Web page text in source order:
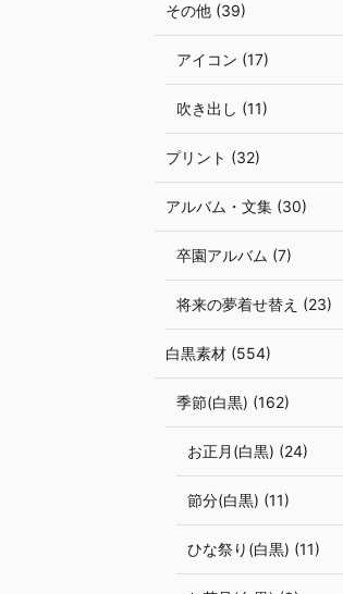
その他 (39)
アイコン (17)
吹き出し (11)
プリント (32)
アルバム・文集 (30)
卒園アルバム (7)
将来の夢着せ替え (23)
白黒素材 (554)
季節(白黒) (162)
お正月(白黒) (24)
節分(白黒) (11)
ひな祭り(白黒) (11)